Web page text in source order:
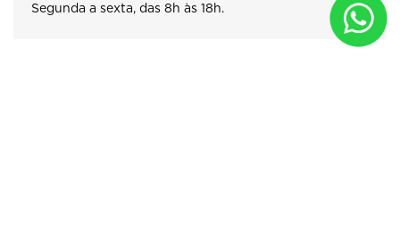
Segunda a sexta, das 8h às 18h.